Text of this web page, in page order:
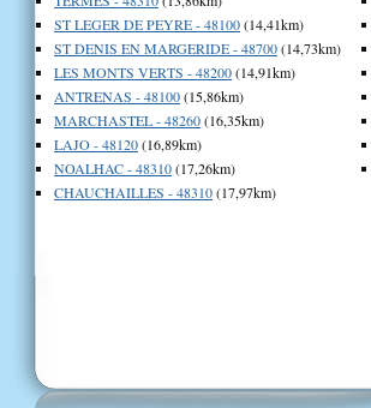
ST LEGER DE PEYRE - 48100(14,41km)
ST DENIS EN MARGERIDE - 48700(14,73km)
LES MONTS VERTS - 48200(14,91km)
ANTRENAS - 48100(15,86km)
MARCHASTEL - 48260(16,35km)
LAJO - 48120(16,89km)
NOALHAC - 48310(17,26km)
CHAUCHAILLES - 48310(17,97km)